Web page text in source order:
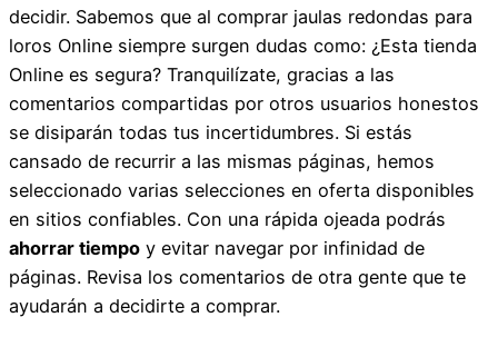
decidir. Sabemos que al comprar jaulas redondas para
loros Online siempre surgen dudas como: ¿Esta tienda
Online es segura? Tranquilízate, gracias a las
comentarios compartidas por otros usuarios honestos
se disiparán todas tus incertidumbres. Si estás
cansado de recurrir a las mismas páginas, hemos
seleccionado varias selecciones en oferta disponibles
en sitios confiables. Con una rápida ojeada podrás
ahorrar tiempo y evitar navegar por infinidad de
páginas. Revisa los comentarios de otra gente que te
ayudarán a decidirte a comprar.